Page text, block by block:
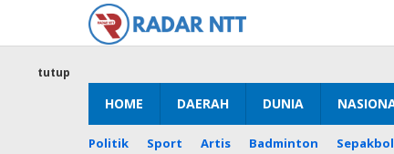
konten
HOME DAERAH DUNIA
Politik Sport Artis Badminton
tutup